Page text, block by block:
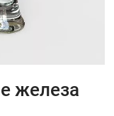
железа